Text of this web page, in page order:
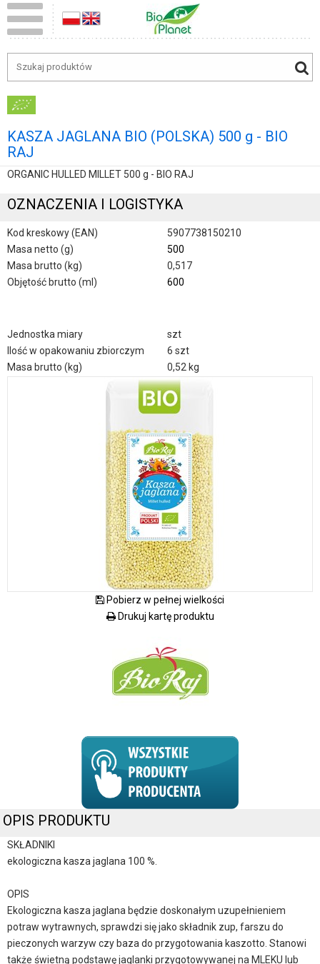
KASZA JAGLANA BIO (POLSKA) 500 g - BIO
RAJ
ORGANIC HULLED MILLET 500 g - BIO RAJ
OZNACZENIA I LOGISTYKA
Kod kreskowy (EAN)
5907738150210
Masa netto (g)
500
Masa brutto (kg)
0,517
Objętość brutto (ml)
600
Jednostka miary
szt
Ilość w opakowaniu zbiorczym
6 szt
Masa brutto (kg)
0,52 kg
Pobierz w pełnej wielkości
Drukuj kartę produktu
OPIS PRODUKTU
SKŁADNIKI
ekologiczna kasza jaglana 100 %.
OPIS
Ekologiczna kasza jaglana będzie doskonałym uzupełnieniem
potraw wytrawnych, sprawdzi się jako składnik zup, farszu do
pieczonych warzyw czy baza do przygotowania kaszotto. Stanowi
także świetną podstawę jaglanki przygotowywanej na MLEKU lub